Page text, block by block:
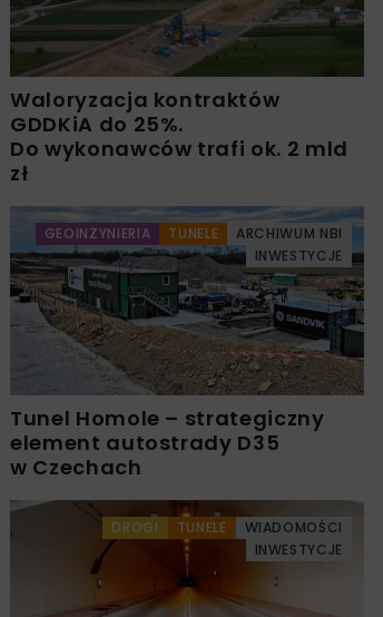
Waloryzacja kontraktów
GDDKiA do 25%.
Do wykonawców trafi ok. 2 mld
zł
GEOINŻYNIERIA TUNELE
ARCHIWUM NBI
INWESTYCJE
Tunel Homole – strategiczny
element autostrady D35
w Czechach
DROGI TUNELE
WIADOMOŚCI
INWESTYCJE